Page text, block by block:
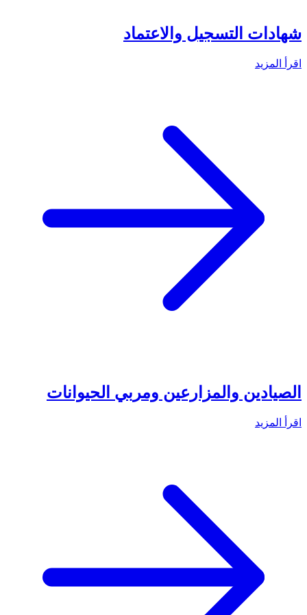
شهادات التسجيل والاعتماد
اقرأ المزيد
الصيادين والمزارعين ومربي الحيوانات
اقرأ المزيد